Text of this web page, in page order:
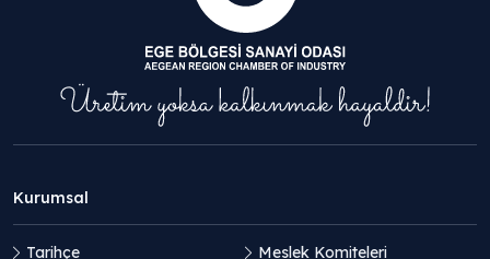
Kurumsal
Tarihçe
Meslek Komiteleri